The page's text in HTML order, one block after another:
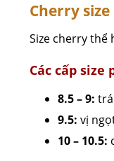
Cherry
Size cherry thể
Các cấp size
8.5 – 9:
9.5: vị
10 – 10.5: